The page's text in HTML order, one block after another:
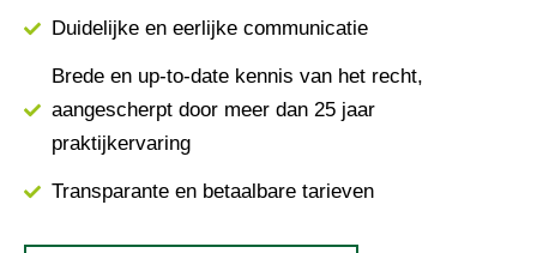
Duidelijke en eerlijke communicatie
Brede en up-to-date kennis van het recht,
aangescherpt door meer dan 25 jaar
praktijkervaring
Transparante en betaalbare tarieven